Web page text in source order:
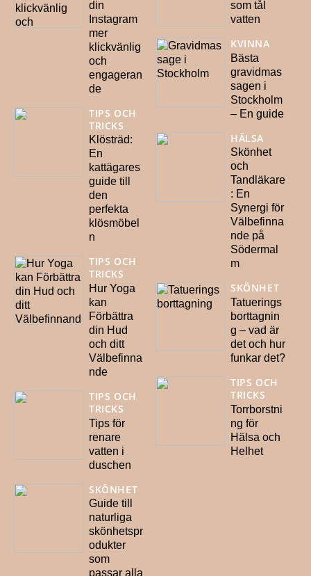
din
Instagram
mer
klickvänlig
och
engageran
de
TIPS OCH
TRICKS
Klösträd:
En
kattägares
guide till
den
perfekta
klösmöbel
n
TIPS OCH
TRICKS
Hur Yoga
kan
Förbättra
din Hud
och ditt
Välbefinna
nde
TIPS OCH
TRICKS
Tips för
renare
vatten i
duschen
SKÖNHET
Guide till
naturliga
skönhetspr
odukter
som
passar alla
som tål
vatten
KVINNA
Bästa
gravidmas
sagen i
Stockholm
– En guide
HÄLSA
Skönhet
och
Tandläkare
: En
Synergi för
Välbefinna
nde på
Södermal
m
SKÖNHET
Tatuerings
borttagnin
g – vad är
det och hur
funkar det?
TIPS OCH
TRICKS
Torrborstni
ng för
Hälsa och
Helhet